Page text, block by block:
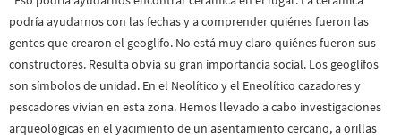
podría ayudarnos con las fechas y a comprender quiénes fueron las
gentes que crearon el geoglifo. No está muy claro quiénes fueron sus
constructores. Resulta obvia su gran importancia social. Los geoglifos
son símbolos de unidad. En el Neolítico y el Eneolítico cazadores y
pescadores vivían en esta zona. Hemos llevado a cabo investigaciones
arqueológicas en el yacimiento de un asentamiento cercano, a orillas